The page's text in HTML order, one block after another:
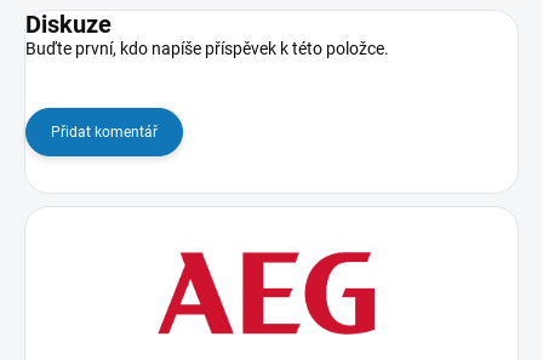
Diskuze
Buďte první, kdo napíše příspěvek k této položce.
Přidat komentář